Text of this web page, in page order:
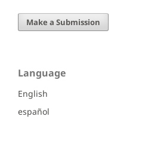
Make a Submission
Language
English
español